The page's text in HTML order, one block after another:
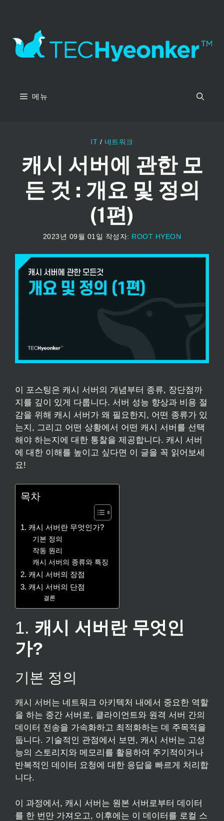
메뉴
IT / 네트워크
캐시 서버에 관한 모
든 것 : 개요 및 정의
(1편)
2023년 09월 01일 작성자: ROOT HYEON
이 포스팅은 캐시 서버의 개념부터 종류, 장단점까
지를 깊이 있게 다룹니다. 서버 성능 향상과 비용 절
감을 위해 캐시 서버가 왜 필요한지, 어떤 종류가 있
는지, 그리고 어떤 상황에서 어떤 캐시 서버를 선택
해야 하는지에 대한 통찰을 제공합니다. 캐시 서버
에 대한 이해를 높이고 싶다면 이 글을 꼭 읽어보세
요!
목차
1. 캐시 서버란 무엇인가?
기본 정의
작동 원리
캐시 서버의 종류와 특징
2. 캐시 서버의 장점
3. 캐시 서버의 단점
결론
1. 캐시 서버란 무엇인
가?
기본 정의
캐시 서버는 네트워크 아키텍처 내에서 중요한 역할
을 하는 중간 서버로, 클라이언트와 원격 서버 간의
데이터 전송을 가속화하고 최적화하는 데 주목적을
둡니다. 기술적인 관점에서 보면, 캐시 서버는 고성
능의 스토리지와 메모리를 활용하여 주기적이거나
반복적인 데이터 요청에 대한 응답을 빠르게 처리합
니다.
이 과정에서, 캐시 서버는 원본 서버로부터 데이터
를 한 번만 가져오고, 이후에는 이 데이터를 로컬 스